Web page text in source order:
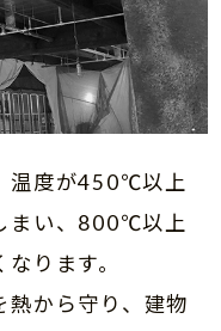
温度が450℃以上
い、 800℃以上
ります。
熱から守り、建物